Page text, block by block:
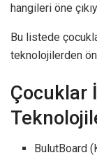
hangileri öne
Bu listede
teknolojilerden
Çocuklar
BulutBoard